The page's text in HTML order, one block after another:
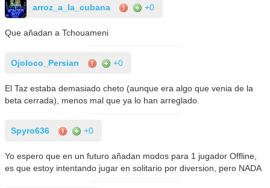
arroz_a_la_cubana +0
Que añadan a Tchouameni
Ojoloco_Persian +0
El Taz estaba demasiado cheto (aunque era algo que venia de la
beta cerrada), menos mal que ya lo han arreglado.
Spyro636 +0
Yo espero que en un futuro añadan modos para 1 jugador Offline,
es que estoy intentando jugar en solitario por diversion, pero NADA